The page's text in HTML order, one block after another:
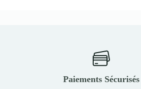
Paiements Sécurisés